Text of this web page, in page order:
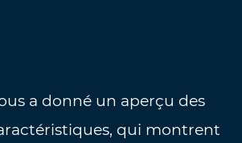
a donné un aperçu des
qui montrent